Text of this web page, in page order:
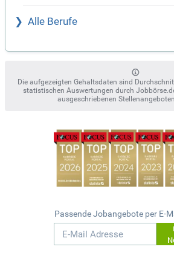
Alle Berufe
Die aufgezeigten Gehaltsdaten sind
statistischen Auswertungen durch
ausgeschriebenen
Passende Jobangebote per E-